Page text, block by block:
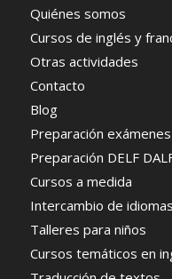
Quiénes somos
Cursos de inglés y
Otras actividades
Contacto
Blog
Preparación
Preparación DELF
Cursos a medida
Intercambio de idiomas
Talleres para niños
Cursos temáticos en